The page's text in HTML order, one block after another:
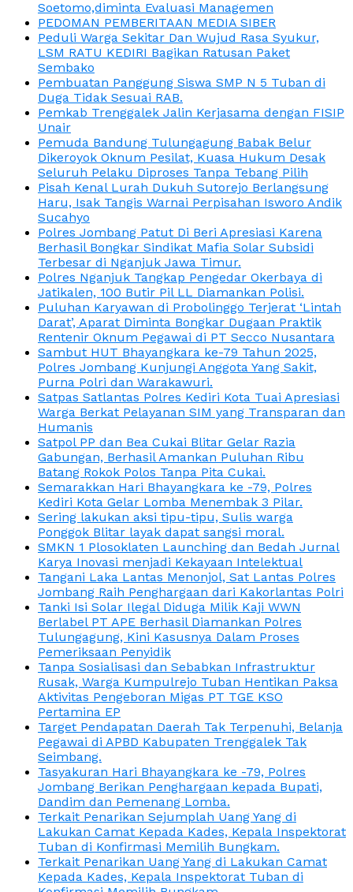
Soetomo,diminta Evaluasi Managemen
PEDOMAN PEMBERITAAN MEDIA SIBER
Peduli Warga Sekitar Dan Wujud Rasa Syukur,
LSM RATU KEDIRI Bagikan Ratusan Paket
Sembako
Pembuatan Panggung Siswa SMP N 5 Tuban di
Duga Tidak Sesuai RAB.
Pemkab Trenggalek Jalin Kerjasama dengan FISIP
Unair
Pemuda Bandung Tulungagung Babak Belur
Dikeroyok Oknum Pesilat, Kuasa Hukum Desak
Seluruh Pelaku Diproses Tanpa Tebang Pilih
Pisah Kenal Lurah Dukuh Sutorejo Berlangsung
Haru, Isak Tangis Warnai Perpisahan Isworo Andik
Sucahyo
Polres Jombang Patut Di Beri Apresiasi Karena
Berhasil Bongkar Sindikat Mafia Solar Subsidi
Terbesar di Nganjuk Jawa Timur.
Polres Nganjuk Tangkap Pengedar Okerbaya di
Jatikalen, 100 Butir Pil LL Diamankan Polisi.
Puluhan Karyawan di Probolinggo Terjerat ‘Lintah
Darat’, Aparat Diminta Bongkar Dugaan Praktik
Rentenir Oknum Pegawai di PT Secco Nusantara
Sambut HUT Bhayangkara ke-79 Tahun 2025,
Polres Jombang Kunjungi Anggota Yang Sakit,
Purna Polri dan Warakawuri.
Satpas Satlantas Polres Kediri Kota Tuai Apresiasi
Warga Berkat Pelayanan SIM yang Transparan dan
Humanis
Satpol PP dan Bea Cukai Blitar Gelar Razia
Gabungan, Berhasil Amankan Puluhan Ribu
Batang Rokok Polos Tanpa Pita Cukai.
Semarakkan Hari Bhayangkara ke -79, Polres
Kediri Kota Gelar Lomba Menembak 3 Pilar.
Sering lakukan aksi tipu-tipu, Sulis warga
Ponggok Blitar layak dapat sangsi moral.
SMKN 1 Plosoklaten Launching dan Bedah Jurnal
Karya Inovasi menjadi Kekayaan Intelektual
Tangani Laka Lantas Menonjol, Sat Lantas Polres
Jombang Raih Penghargaan dari Kakorlantas Polri
Tanki Isi Solar Ilegal Diduga Milik Kaji WWN
Berlabel PT APE Berhasil Diamankan Polres
Tulungagung, Kini Kasusnya Dalam Proses
Pemeriksaan Penyidik
Tanpa Sosialisasi dan Sebabkan Infrastruktur
Rusak, Warga Kumpulrejo Tuban Hentikan Paksa
Aktivitas Pengeboran Migas PT TGE KSO
Pertamina EP
Target Pendapatan Daerah Tak Terpenuhi, Belanja
Pegawai di APBD Kabupaten Trenggalek Tak
Seimbang.
Tasyakuran Hari Bhayangkara ke -79, Polres
Jombang Berikan Penghargaan kepada Bupati,
Dandim dan Pemenang Lomba.
Terkait Penarikan Sejumplah Uang Yang di
Lakukan Camat Kepada Kades, Kepala Inspektorat
Tuban di Konfirmasi Memilih Bungkam.
Terkait Penarikan Uang Yang di Lakukan Camat
Kepada Kades, Kepala Inspektorat Tuban di